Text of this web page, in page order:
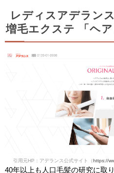
レディスアデラン
増毛エクステ 「ヘ
引用元HP：アデランス公式サイト（https://
40年以上も人口毛髪の研究に取